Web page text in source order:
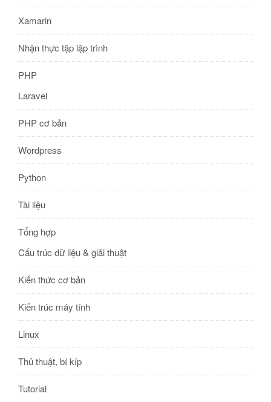
Xamarin
Nhận thực tập lập trình
PHP
Laravel
PHP cơ bản
Wordpress
Python
Tài liệu
Tổng hợp
Cấu trúc dữ liệu & giải thuật
Kiến thức cơ bản
Kiến trúc máy tính
Linux
Thủ thuật, bí kíp
Tutorial